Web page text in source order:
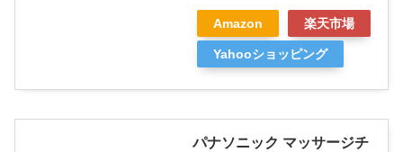
Amazon 楽天市場
Yahooショッピング
パナソニック マッサージチ